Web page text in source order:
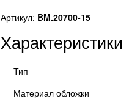
Артикул: BM.20700-15
Характеристики
Тип
Материал обложки